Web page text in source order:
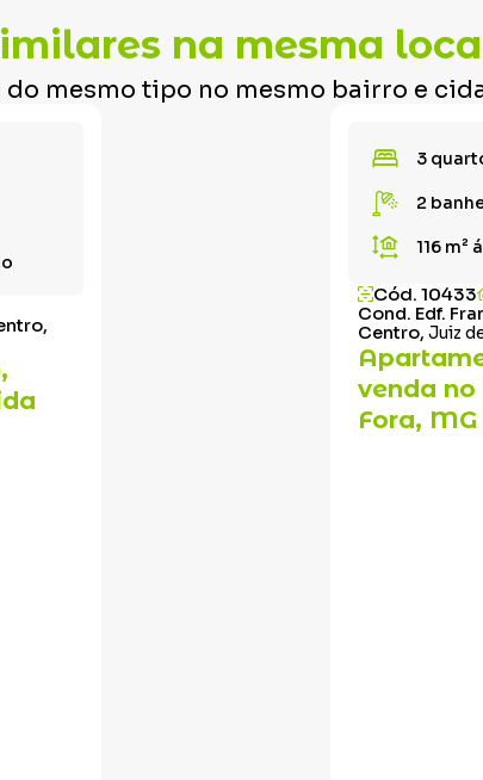
na mesma
do mesmo tipo no mesmo bairro e
3
2
116 m²
Cód. 10433
Cond. Edf.
Centro, Juiz
venda no
Fora, MG